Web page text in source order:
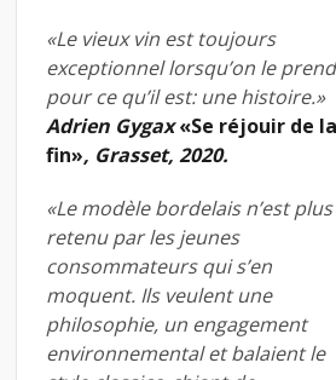
«Le vieux vin est toujours
exceptionnel lorsqu’on le prend
pour ce qu’il est: une histoire.»
Adrien Gygax«Se réjouir de la
fin», Grasset, 2020.
«Le modèle bordelais n’est plus
retenu par les jeunes
consommateurs qui s’en
moquent. Ils veulent une
philosophie, un engagement
environnemental et balaient le